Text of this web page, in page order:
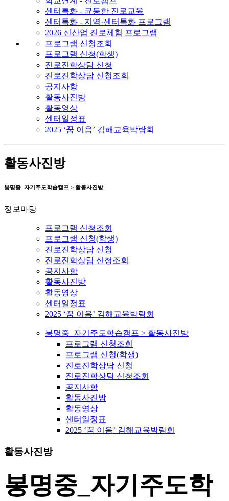
센터특화 - 균등한 진로교육
센터특화 - 지역·센터특화 프로그램
2026 신산업 진로체험 프로그램
프로그램 신청조회
프로그램 신청(학생)
진로진학상담 신청
진로진학상담 신청조회
공지사항
활동사진방
활동영상
센터일정표
2025 ‘꿈 이음’ 김해교육박람회
활동사진방
봉명중_자기주도학습캠프 > 활동사진방
정보마당
프로그램 신청조회
프로그램 신청(학생)
진로진학상담 신청
진로진학상담 신청조회
공지사항
활동사진방
활동영상
센터일정표
2025 ‘꿈 이음’ 김해교육박람회
봉명중_자기주도학습캠프 > 활동사진방
프로그램 신청조회
프로그램 신청(학생)
진로진학상담 신청
진로진학상담 신청조회
공지사항
활동사진방
활동영상
센터일정표
2025 ‘꿈 이음’ 김해교육박람회
활동사진방
봉명중_자기주도학